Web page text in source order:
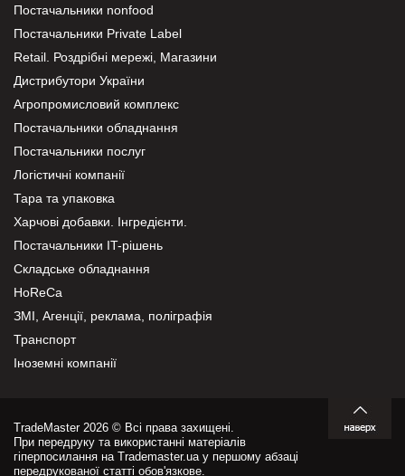
Постачальники nonfood
Постачальники Private Label
Retail. Роздрібні мережі, Магазини
Дистрибутори України
Агропромисловий комплекс
Постачальники обладнання
Постачальники послуг
Логістичні компанії
Тара та упаковка
Харчові добавки. Інгредієнти.
Постачальники IT-рішень
Складське обладнання
HoReCa
ЗМІ, Агенції, реклама, поліграфія
Транспорт
Іноземні компанії
TradeMaster 2026 © Всі права захищені.
При передруку та використанні матеріалів
гіперпосилання на Trademaster.ua у першому абзаці
передрукованої статті обов'язкове.